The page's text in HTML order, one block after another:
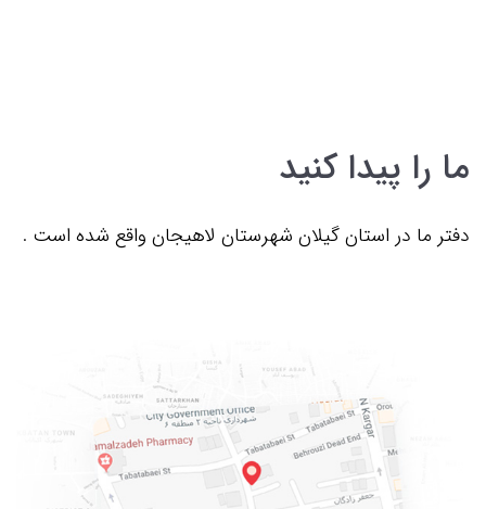
ما را پیدا کنید
دفتر ما در استان گیلان شهرستان لاهیجان واقع شده است .